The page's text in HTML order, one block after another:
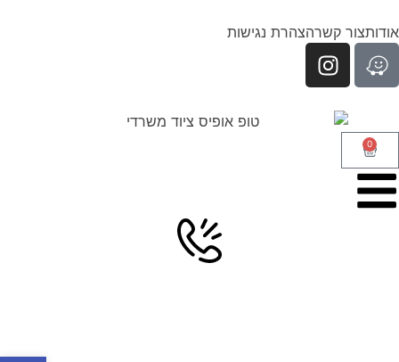
אודותצור קשרהצהרת נגישות
0